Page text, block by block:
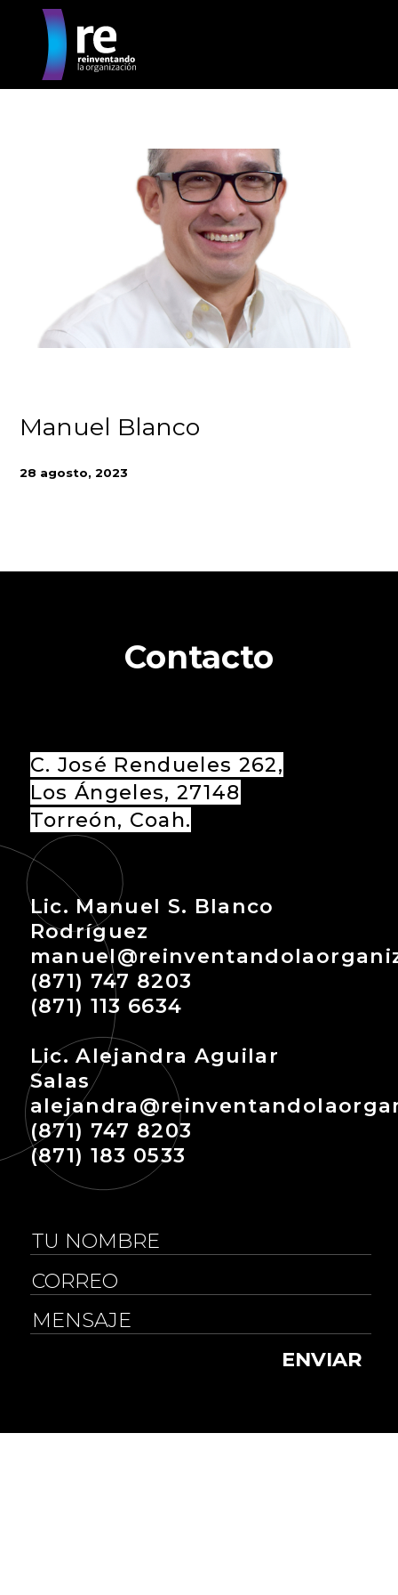
Manuel Blanco
28 agosto, 2023
Contacto
C. José Rendueles 262,
Los Ángeles, 27148
Torreón, Coah.
Lic. Manuel S. Blanco
Rodríguez
(871) 747 8203
(871) 113 6634
Lic. Alejandra Aguilar
Salas
(871) 747 8203
(871) 183 0533